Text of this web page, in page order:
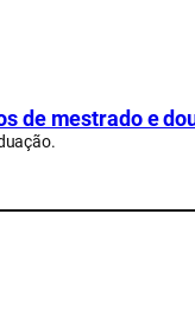
de mestrado e